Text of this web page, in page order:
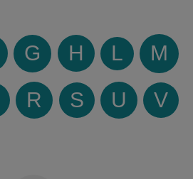
G H L
M
R S U V